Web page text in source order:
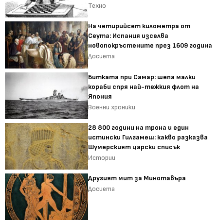
Техно
На четирийсет километра от
Сеута: Испания изселва
новопокръстените през 1609 година
Досиета
Битката при Самар: шепа малки
кораби спря най-тежкия флот на
Япония
Военни хроники
28 800 години на трона и един
истински Гилгамеш: какво разказва
Шумерският царски списък
Истории
Другият мит за Минотавъра
Досиета